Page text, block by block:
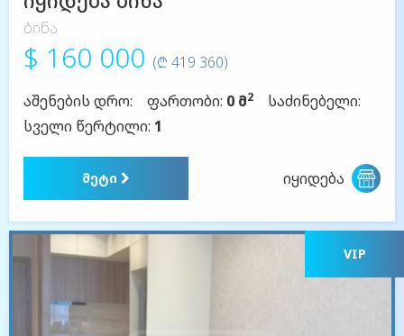
ბინა
$ 160 000 (₾ 419 360)
აშენების დრო:
ფართობი: 0 მ2
საძინებელი:
სველი წერტილი: 1
მეტი იყიდება
VIP